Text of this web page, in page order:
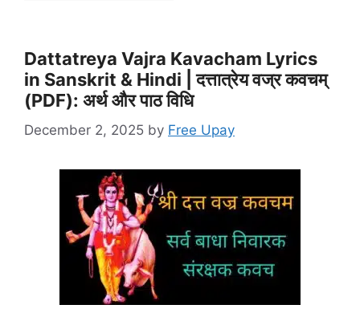
Dattatreya Vajra Kavacham Lyrics
in Sanskrit & Hindi | दत्तात्रेय वज्र कवचम्
(PDF): अर्थ और पाठ विधि
December 2, 2025 by Free Upay